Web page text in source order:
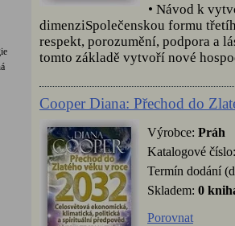
• Návod k
dimenziSpolečenskou formu
respekt, porozumění, podpora a
tomto základě vytvoří nové
Cooper Diana: Přechod do
Výrobce: Práh
Katalogové
Termín dodání
Skladem: 0
Porovnat